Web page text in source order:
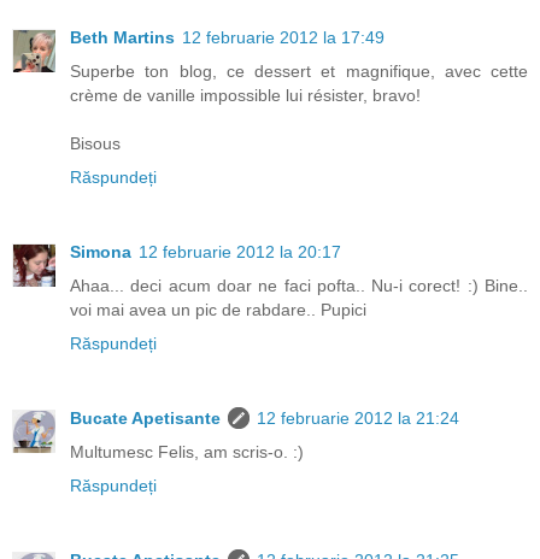
Beth Martins 12 februarie 2012 la 17:49
Superbe ton blog, ce dessert et magnifique, avec cette
crème de vanille impossible lui résister, bravo!
Bisous
Răspundeți
Simona 12 februarie 2012 la 20:17
Ahaa... deci acum doar ne faci pofta.. Nu-i corect! :) Bine..
voi mai avea un pic de rabdare.. Pupici
Răspundeți
Bucate Apetisante
12 februarie 2012 la 21:24
Multumesc Felis, am scris-o. :)
Răspundeți